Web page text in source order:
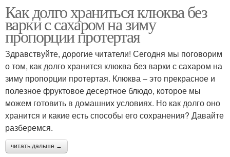
Как долго храниться клюква без
варки с сахаром на зиму
пропорции протертая
Здравствуйте, дорогие читатели! Сегодня мы поговорим
о том, как долго хранится клюква без варки с сахаром на
зиму пропорции протертая. Клюква – это прекрасное и
полезное фруктовое десертное блюдо, которое мы
можем готовить в домашних условиях. Но как долго оно
хранится и какие есть способы его сохранения? Давайте
разберемся.
читать дальше →